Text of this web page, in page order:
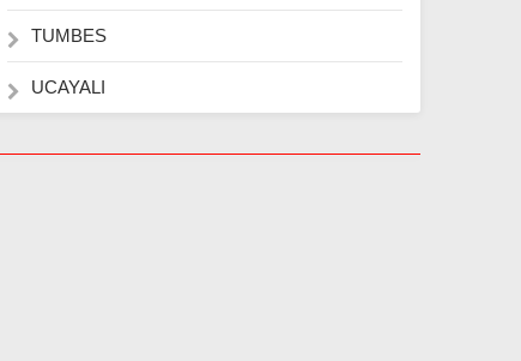
TUMBES
UCAYALI